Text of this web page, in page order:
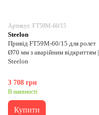
Артикул: FT59M-60/15
Steelon
Привід FT59M-60/15 для ролет
Ø70 мм з аварійним відкриттям |
Steelon
3 708 грн
В наявності
Купити